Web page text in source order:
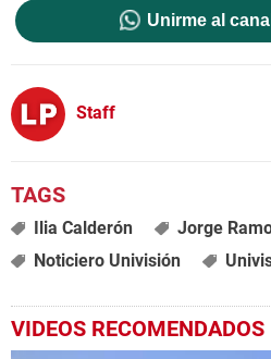
Unirme al
Staff
Ilia Calderón
Jorge
Noticiero Univisión
VIDEOS RECOMENDADOS